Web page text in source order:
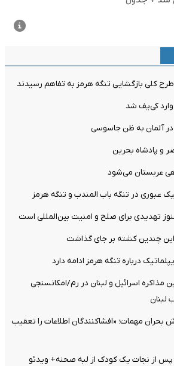
کلی بازگشایی تنگه هرمز به تفاهم رسیدند
وارد کی‌یف شد
در آلمان به ظن جاسوسی
و پادشاه بحرین
عربستان می‌شود
عبوری در تنگه باب المندب و تنگه هرمز
تهدیدی برای صلح و امنیت بین‌المللی است
چندین کشته بر جای گذاشت
درباره تنگه هرمز ادامه دارد
اسرائیل و لبنان در رم/امکانسنجی
لبنان
بحران مهمات؛ «افشاکنندگان اطلاعات را تعقیب
پس از نجات یک کودک از لبه صحنه+ ویدئو